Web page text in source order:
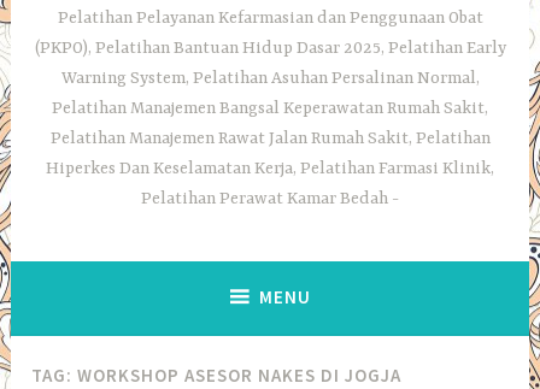
Pelatihan Pelayanan Kefarmasian dan Penggunaan Obat
(PKPO), Pelatihan Bantuan Hidup Dasar 2025, Pelatihan Early
Warning System, Pelatihan Asuhan Persalinan Normal,
Pelatihan Manajemen Bangsal Keperawatan Rumah Sakit,
Pelatihan Manajemen Rawat Jalan Rumah Sakit, Pelatihan
Hiperkes Dan Keselamatan Kerja, Pelatihan Farmasi Klinik,
Pelatihan Perawat Kamar Bedah
MENU
TAG:WORKSHOP ASESOR NAKES DI JOGJA